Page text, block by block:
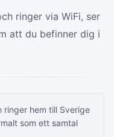
ringer via WiFi, ser
att du befinner dig i
ringer hem till Sverige
som ett samtal